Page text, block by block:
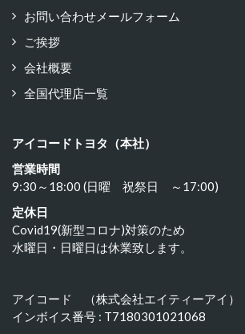
お問い合わせメールフォーム
ご挨拶
会社概要
全国代理店一覧
アイコードトヨタ（本社）
営業時間
9:30～18:00 (日曜 祝祭日 ～17:00)
定休日
Covid19(新型コロナ)対策のため
水曜日・日曜日は休業致します。
アイコード （株式会社エイティーアイ）
インボイス番号 : T7180301021068